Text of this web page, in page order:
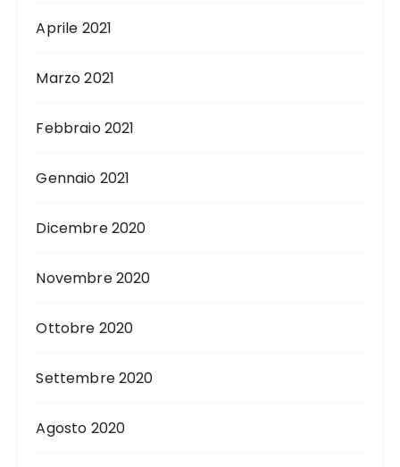
Aprile 2021
Marzo 2021
Febbraio 2021
Gennaio 2021
Dicembre 2020
Novembre 2020
Ottobre 2020
Settembre 2020
Agosto 2020